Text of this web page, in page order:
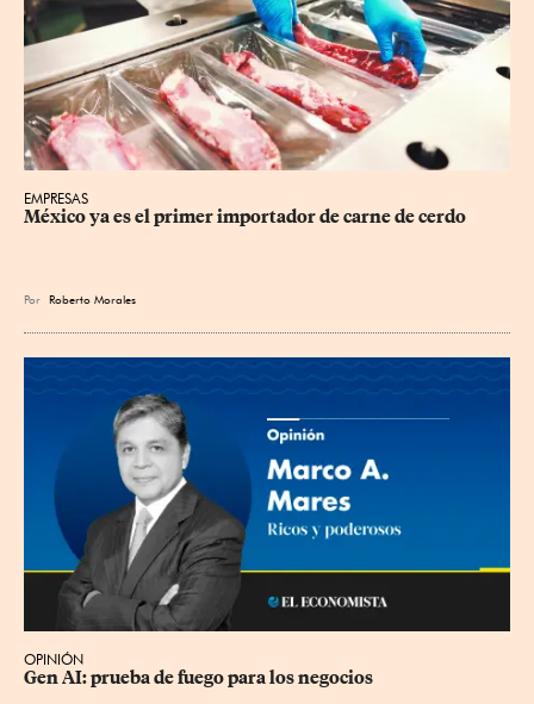
EMPRESAS
México ya es el primer importador de carne de cerdo
Por Roberto Morales
OPINIÓN
Gen AI: prueba de fuego para los negocios